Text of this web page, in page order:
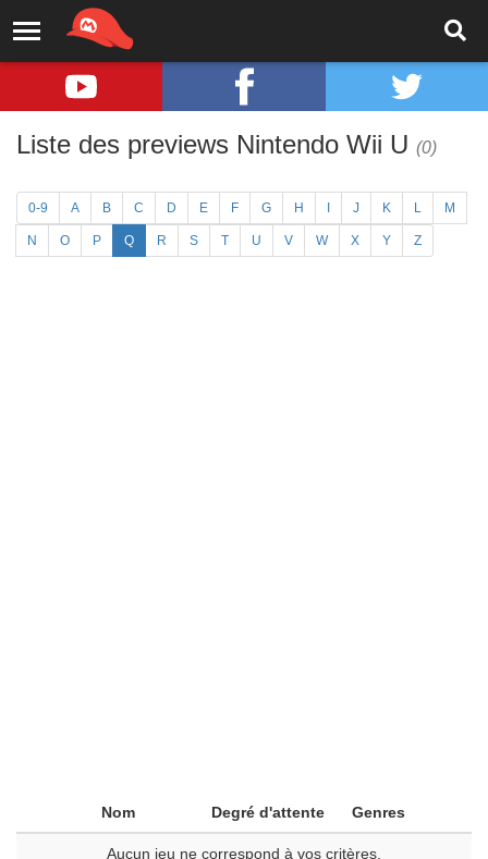
Liste des previews Nintendo Wii U (0)
0-9 A B C D E F G H J K L M
N O P Q R S T U V W X Y Z
Nom Degré d'attente Genres
Aucun jeu ne correspond à vos critères.